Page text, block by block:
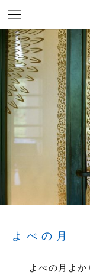
よべの月
よべの月よ